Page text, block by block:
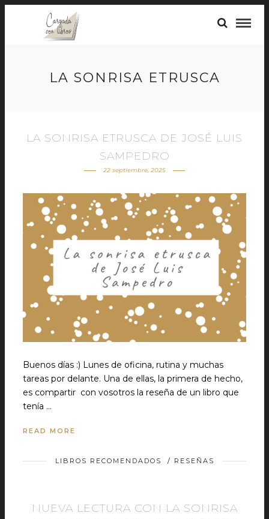
LA SONRISA ETRUSCA
LA SONRISA ETRUSCA DE JOSÉ LUIS
SAMPEDRO
22 septiembre, 2025
Buenos días :) Lunes de oficina, rutina y muchas
tareas por delante. Una de ellas, la primera de hecho,
es compartir con vosotros la reseña de un libro que
tenía …
READ MORE
LIBROS RECOMENDADOS / RESEÑAS
NUEVA LECTURA CON LA SONRISA